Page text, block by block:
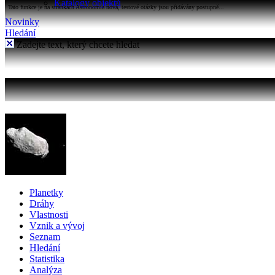
Katalogy objektů
Tato funkce je na stránkách Astronomia nová, testové otázky jsou přidávány postupně...
Novinky
Hledání
Zadejte text, který chcete hledat
Planetky
Dráhy
Vlastnosti
Vznik a vývoj
Seznam
Hledání
Statistika
Analýza